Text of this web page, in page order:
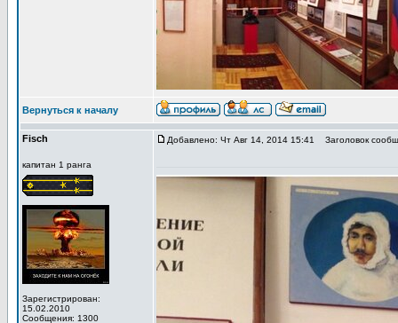
Вернуться к началу
Fisch
капитан 1 ранга
Зарегистрирован:
15.02.2010
Сообщения: 1300
Добавлено: Чт Авг 14, 2014 15:41 Заголовок